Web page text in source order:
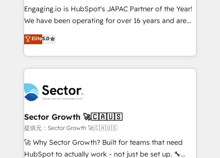
contratar e pagar a HubSpot em reais com nota
fiscal no Brasil e gerar economia de até 50% na
Oferecemos ainda agentes de IA especializados em
HubSpot que automatizam tarefas executam rotinas
empresas em 13 países utilizam a Nexforce. Somos
a maior parceira da HubSpot na América Latina e
líder no ranking global de sucesso do cliente da
HubSpot.
Engaging.io is HubSpot's JAPAC Partner of the Year!
We have been operating for over 16 years and are
one of HubSpot's most experienced and technically
capable Agency Partners globally. We specialise in
complex CRM migrations, implementations,
integrations, custom CMS portal development,
businesses. Our teams are based in North America
and APAC. We are HubSpot's top-ranked Advanced
Implementation Certified Partner and we contribute
to their advisory council. We strive to do 'good work
with good people' and have worked with incredible
brands. You can see some of them on our website,
Elite5.0
Sector Growth 🚀🇨🇦🇺🇸
提供元：Sector Growth 🚀🇨🇦🇺🇸
🚀 Why Sector Growth? Built for teams that need
HubSpot to actually work - not just be set up. 🔧